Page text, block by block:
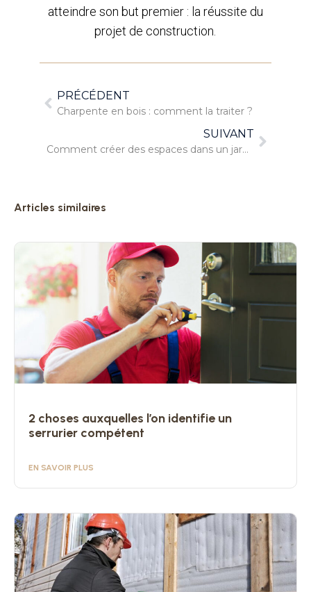
atteindre son but premier : la réussite du
projet de construction.
PRÉCÉDENT
Charpente en bois : comment la traiter ?
SUIVANT
Comment créer des espaces dans un jardin ?
Articles similaires
2 choses auxquelles l’on identifie un
serrurier compétent
EN SAVOIR PLUS